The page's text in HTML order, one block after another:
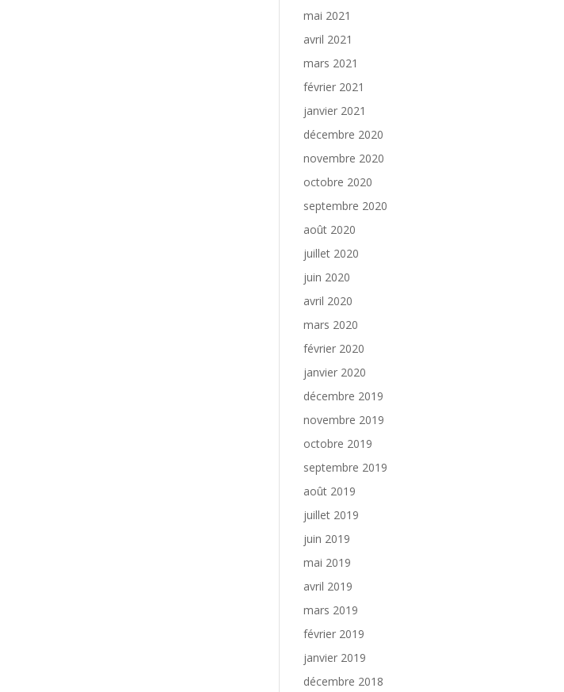
mai 2021
avril 2021
mars 2021
février 2021
janvier 2021
décembre 2020
novembre 2020
octobre 2020
septembre 2020
août 2020
juillet 2020
juin 2020
avril 2020
mars 2020
février 2020
janvier 2020
décembre 2019
novembre 2019
octobre 2019
septembre 2019
août 2019
juillet 2019
juin 2019
mai 2019
avril 2019
mars 2019
février 2019
janvier 2019
décembre 2018